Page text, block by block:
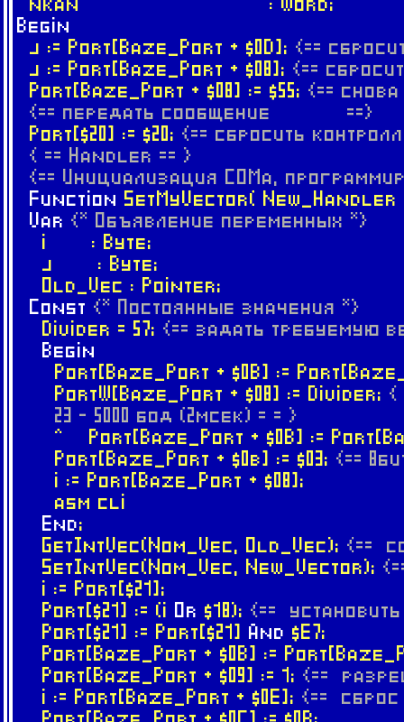
nkan : Word;
Begin
j := Port[Baze_Port + $0D]; {==
j := Port[Baze_Port + $08]; {==
Port[Baze_Port + $08] := $55; {==
{== передать сообщение ==}
Port[$20] := $20; {== сбросить
{ == Handler == }
{== Инициализация COMa,
Function SetMyVector(
Var {* Объявление переменных *}
i : Byte;
j : Byte;
Old_Vec : Pointer;
Const {* Постоянные значения *}
Divider = 57; {== задать требуемую
Begin
Port[Baze_Port + $0B] :=
PortW[Baze_Port + $08] := Divider; {
23 - 5000 бод (2мсек) = = }
^ Port[Baze_Port + $0B] :=
Port[Baze_Port + $0b] := $03; {==
i := Port[Baze_Port + $08];
asm cli
End;
GetIntVec(Nom_Vec, Old_Vec); {==
SetIntVec(Nom_Vec, New_Vector);
i := Port[$21];
Port[$21] := (i Or $18); {==
Port[$21] := Port[$21] And $E7;
Port[Baze_Port + $0B] :=
Port[Baze_Port + $09] := 1; {==
i := Port[Baze_Port + $0E]; {==